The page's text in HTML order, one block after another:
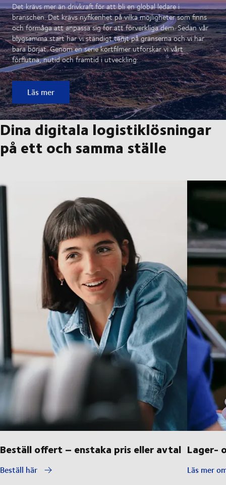
Det krävs mer än drivkraft för att bli en global ledare i
branschen. Det krävs nyfikenhet på vilka möjligheter som finns
och förmåga att anpassa sig för att förverkliga dem. Sedan vår
blygsamma start har vi ständigt tänjt på gränserna och vi har
bara börjat. Genom en serie kortfilmer utforskar vi vårt
förflutna, nutid och framtid i utveckling.
Läs mer
Dina digitala logistiklösningar
på ett och samma ställe
Beställ offert – enstaka pris eller avtal
Beställ här
Lager-
Läs mer